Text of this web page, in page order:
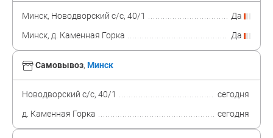
Самовывоз, Минск
Новодворский с/с, 40/1
сегодня
д. Каменная Горка
сегодня
Минск, Новодворский с/с, 40/1
Да
Минск, д. Каменная Горка
Да